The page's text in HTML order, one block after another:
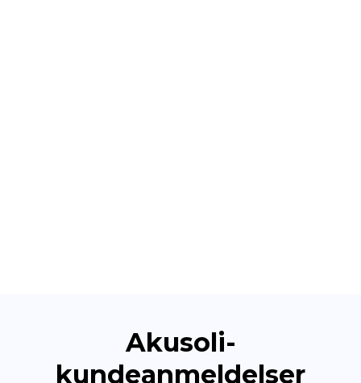
Akusoli-
kundeanmeldelser